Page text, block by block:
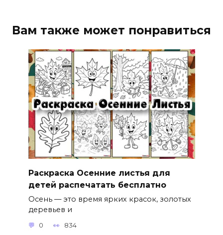
Вам также может понравиться
Раскраска Осенние листья для
детей распечатать бесплатно
Осень — это время ярких красок, золотых
деревьев и
0 834